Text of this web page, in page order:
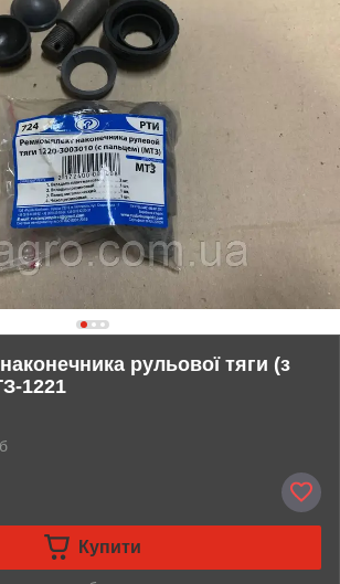
рульової тяги (з
1221
Купити